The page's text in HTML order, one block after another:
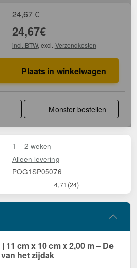
24,67€
24,67€
incl. BTW, excl. Verzendkosten
Plaats in winkelwagen
Monster bestellen
1 – 2 weken
Alleen levering
POG1SP05076
4,71 (24)
11 cm x 10 cm x 2,00 m – De
het zijdak